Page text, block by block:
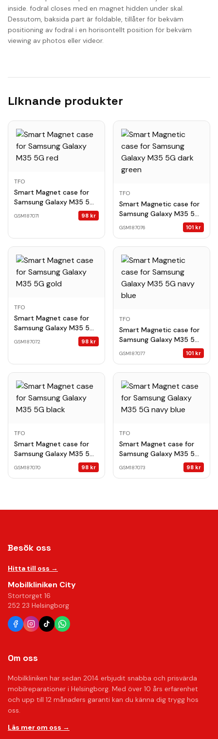
inside. fodral closes med en magnet hidden under skal.
Dessutom, baksida part är foldable, tillåter för bekväm
positioning av fodral i en horisontellt position för bekväm
viewing av photos eller videor.
Liknande produkter
TFO
Smart Magnet case for
Samsung Galaxy M35 5G
GSM187071 98 kr
TFO
Smart Magnetic case for
Samsung Galaxy M35 5G
GSM187076 101 kr
TFO
Smart Magnet case for
Samsung Galaxy M35 5G
GSM187072 98 kr
TFO
Smart Magnetic case for
Samsung Galaxy M35 5G
GSM187077 101 kr
TFO
Smart Magnet case for
Samsung Galaxy M35 5G
GSM187070 98 kr
TFO
Smart Magnet case for
Samsung Galaxy M35 5G
GSM187073 98 kr
Besök oss
Hitta till oss →
Mobilkliniken City
Stortorget 16
252 23 Helsingborg
Om oss
Mobilkliniken har sedan 2014 erbjudit snabba och prisvärda
mobilreparationer i Helsingborg. Med över 10 års erfarenhet
och upp till 12 månaders garanti kan du känna dig trygg hos
oss.
Läs mer om oss →